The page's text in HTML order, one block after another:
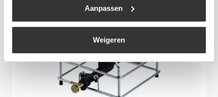
Aanpassen
Weigeren